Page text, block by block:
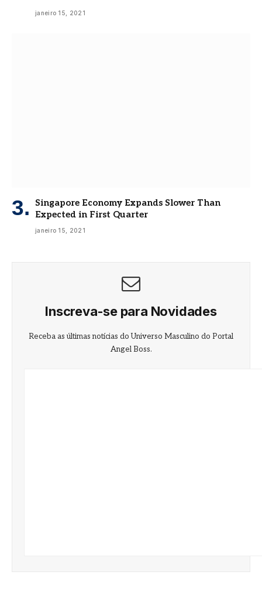
janeiro 15, 2021
Singapore Economy Expands Slower Than
Expected in First Quarter
janeiro 15, 2021
Inscreva-se para Novidades
Receba as últimas notícias do Universo Masculino do Portal
Angel Boss.